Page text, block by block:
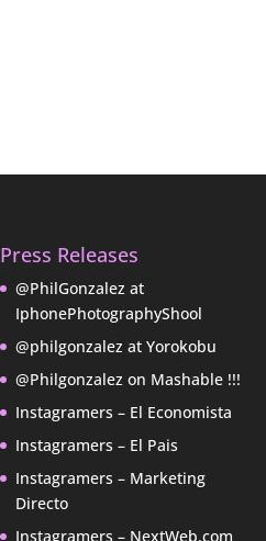
Press Releases
@PhilGonzalez at
IphonePhotographyShool
@philgonzalez at Yorokobu
@Philgonzalez on Mashable !!!
Instagramers – El Economista
Instagramers – El Pais
Instagramers – Marketing
Directo
Instagramers – NextWeb.com